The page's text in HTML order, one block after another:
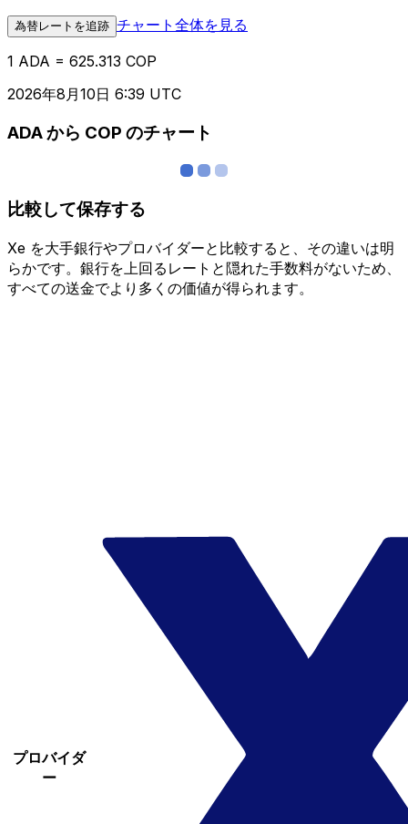
為替レートを追跡 チャート全体を見る
1 ADA = 625.313 COP
2026年8月10日 6:39 UTC
ADA から COP のチャート
比較して保存する
Xe を大手銀行やプロバイダーと比較すると、その違いは明
らかです。銀行を上回るレートと隠れた手数料がないため、
すべての送金でより多くの価値が得られます。
プロバイダ
ー